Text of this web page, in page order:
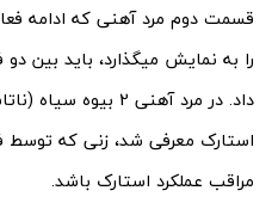
قسمت دوم مرد آهنی که ادامه
را به نمایش میگذارد، باید بین
داد. در مرد آهنی 2
استارک معرفی شد، زنی که توسط
مراقب عملکرد استارک باشد.